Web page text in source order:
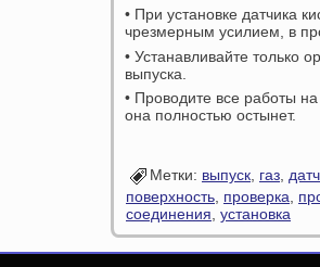
• При установке датчика
чрезмерным усилием, в
• Устанавливайте только
выпуска.
• Проводите все работы
она полностью остынет.
Метки: выпуск газ
поверхность проверка
соединения установка